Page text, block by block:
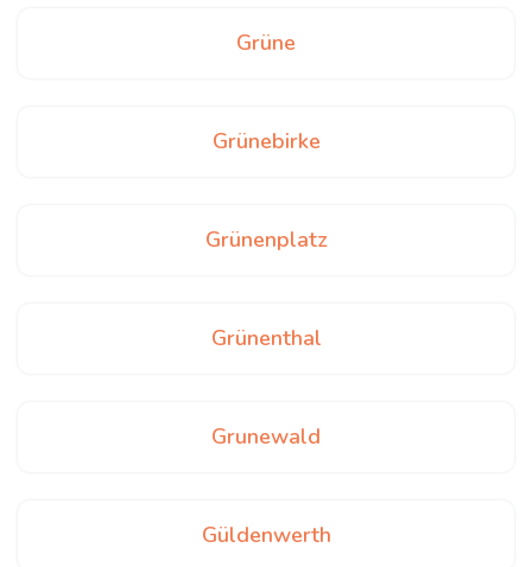
Grüne
Grünebirke
Grünenplatz
Grünenthal
Grunewald
Güldenwerth